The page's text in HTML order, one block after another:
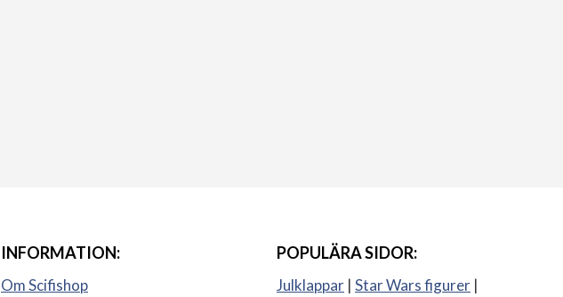
INFORMATION:
Om Scifishop
POPULÄRA SIDOR:
Julklappar | Star Wars figurer |